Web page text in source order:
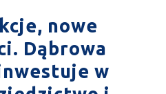
nowe
Dąbrowa
w